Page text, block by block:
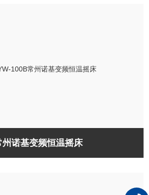
州诺基变频恒温摇床